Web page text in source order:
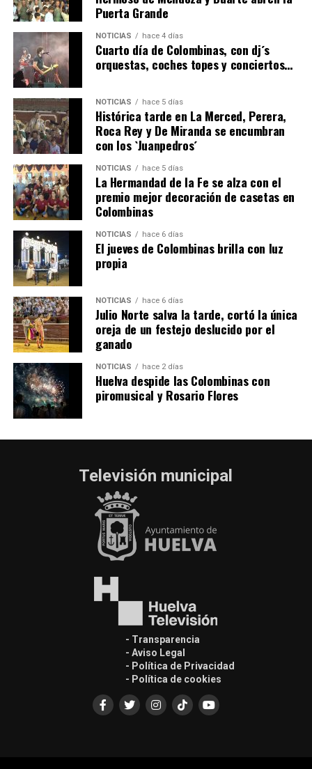
6º DÍA DE LAS FIESTAS COLOMBINAS 2026
hace 2 días Huelvatv
QUINTA CORRIDA DE LAS FIESTAS COLOMBINAS
2026
hace 3 días· Huelvatv
Puerta Grande
NOTICIAS hace 4 días
Cuarto día de Colombinas, con dj´s
orquestas, coches topes y conciertos…
NOTICIAS hace 5 días
Histórica tarde en La Merced, Perera,
Roca Rey y De Miranda se encumbran
con los `Juanpedros´
NOTICIAS hace 5 días
La Hermandad de la Fe se alza con el
premio mejor decoración de casetas en
Colombinas
NOTICIAS hace 6 días
El jueves de Colombinas brilla con luz
propia
NOTICIAS hace 6 días
Julio Norte salva la tarde, cortó la única
oreja de un festejo deslucido por el
ganado
NOTICIAS hace 2 días
Huelva despide las Colombinas con
piromusical y Rosario Flores
Televisión municipal
- Transparencia
- Aviso Legal
- Política de Privacidad
- Política de cookies